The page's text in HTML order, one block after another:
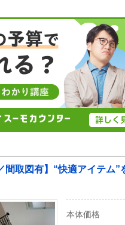
間取図有】“快適アイテム”
本体価格